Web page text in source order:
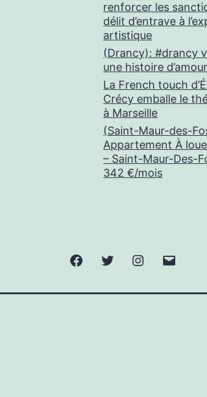
renforcer les
délit d’entrave à
artistique
(Drancy): #drancy
une histoire d’amour
La French touch
Crécy emballe le
à Marseille
(Saint-Maur-des-
Appartement À
– Saint-Maur-Des-
342 €/mois
FacebookTwitter Instagram